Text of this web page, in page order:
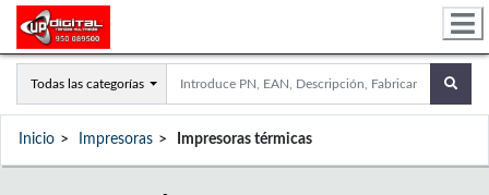
Todas las categorías
Inicio Impresoras Impresoras térmicas